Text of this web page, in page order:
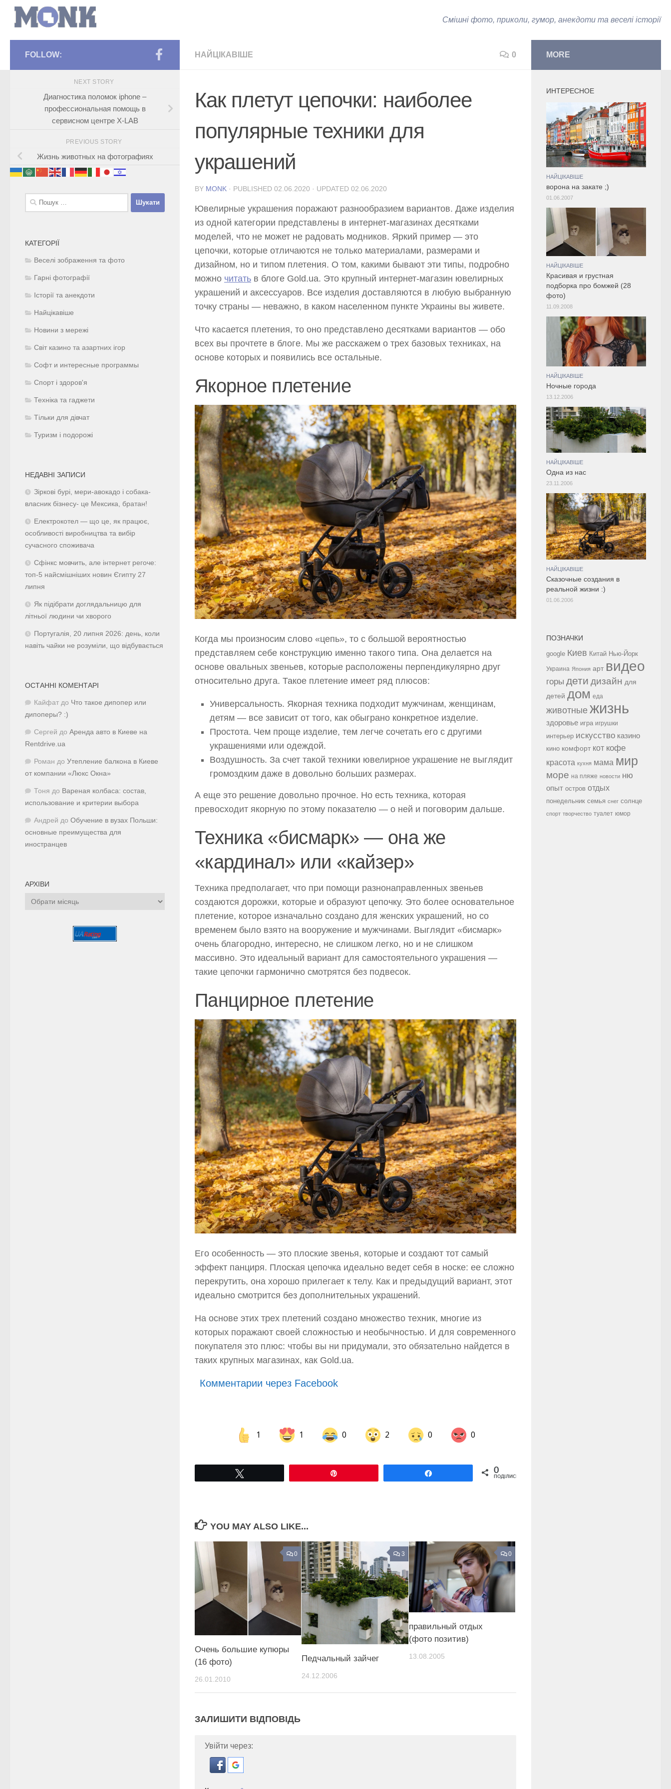
Смішні фото, приколи, гумор, анекдоти та веселі історії
НАЙЦІКАВІШЕ 0
Как плетут цепочки: наиболее
популярные техники для
украшений
BY MONK · PUBLISHED 02.06.2020 · UPDATED 02.06.2020
Ювелирные украшения поражают разнообразием вариантов. Даже изделия
из одной категории представлены в интернет-магазинах десятками
моделей, что не может не радовать модников. Яркий пример — это
цепочки, которые отличаются не только материалами, размерами и
дизайном, но и типом плетения. О том, какими бывают эти типы, подробно
можно читать в блоге Gold.ua. Это крупный интернет-магазин ювелирных
украшений и аксессуаров. Все изделия доставляются в любую выбранную
точку страны — неважно, в каком населенном пункте Украины вы живете.
Что касается плетения, то оно представлено десятками вариантов — обо
всех вы прочтете в блоге. Мы же расскажем о трех базовых техниках, на
основе которых и появились все остальные.
Якорное плетение
Когда мы произносим слово «цепь», то с большой вероятностью
представляем себе конструкцию именно такого типа. Она делается на
основе овальных звеньев, которые расположены перпендикулярно друг
относительно друга. Такое плетение имеет ряд плюсов:
Универсальность. Якорная техника подходит мужчинам, женщинам,
детям — все зависит от того, как обыграно конкретное изделие.
Простота. Чем проще изделие, тем легче сочетать его с другими
украшениями или одеждой.
Воздушность. За счет такой техники ювелирное украшение не выглядит
громоздким даже в довольно больших размерах.
А еще это решение довольно прочное. Но есть техника, которая
превосходит якорную по этому показателю — о ней и поговорим дальше.
Техника «бисмарк» — она же
«кардинал» или «кайзер»
Техника предполагает, что при помощи разнонаправленных звеньев
создаются дорожки, которые и образуют цепочку. Это более основательное
плетение, которое изначально создано для женских украшений, но со
временем было взято на вооружение и мужчинами. Выглядит «бисмарк»
очень благородно, интересно, не слишком легко, но и не слишком
массивно. Это идеальный вариант для самостоятельного украшения —
такие цепочки гармонично смотрятся без подвесок.
Панцирное плетение
Его особенность — это плоские звенья, которые и создают тот самый
эффект панциря. Плоская цепочка идеально ведет себя в носке: ее сложно
перекрутить, она хорошо прилегает к телу. Как и предыдущий вариант, этот
идеально смотрится без дополнительных украшений.
На основе этих трех плетений создано множество техник, многие из
которых поражают своей сложностью и необычностью. И для современного
покупателя это плюс: чтобы вы ни придумали, это обязательно найдется в
таких крупных магазинах, как Gold.ua.
Комментарии через Facebook
1 1 0 2 0 0
Share on Facebook Share on LinkedIn Share on Twitter 0
ПОДІЛИСЬ
YOU MAY ALSO LIKE...
0
Очень большие купюры
(16 фото)
26.01.2010
3
Педчальный зайчег
24.12.2006
0
правильный отдых
(фото позитив)
13.08.2005
ЗАЛИШИТИ ВІДПОВІДЬ
Увійти через:
FOLLOW:
NEXT STORY
Диагностика поломок iphone –
профессиональная помощь в
сервисном центре X-LAB
PREVIOUS STORY
Жизнь животных на фотографиях
Пошук:
КАТЕГОРІЇ
Веселі зображення та фото
Гарні фотографії
Історії та анекдоти
Найцікавіше
Новини з мережі
Світ казино та азартних ігор
Софт и интересные программы
Спорт і здоров'я
Техніка та гаджети
Тільки для дівчат
Туризм і подорожі
НЕДАВНІ ЗАПИСИ
Зіркові бурі, мери-авокадо і собака-
власник бізнесу- це Мексика, братан!
Електрокотел — що це, як працює,
особливості виробництва та вибір
сучасного споживача
Сфінкс мовчить, але інтернет регоче:
топ-5 найсмішніших новин Єгипту 27
липня
Як підібрати доглядальницю для
літньої людини чи хворого
Португалія, 20 липня 2026: день, коли
навіть чайки не розуміли, що відбувається
ОСТАННІ КОМЕНТАРІ
Кайфат до Что такое дипопер или
дипоперы? :)
Сергей до Аренда авто в Киеве на
Rentdrive.ua
Роман до Утепление балкона в Киеве
от компании «Люкс Окна»
Тоня до Вареная колбаса: состав,
использование и критерии выбора
Андрей до Обучение в вузах Польши:
основные преимущества для
иностранцев
АРХІВИ
Архіви
MORE
ИНТЕРЕСНОЕ
НАЙЦІКАВІШЕ
ворона на закате ;)
01.06.2007
НАЙЦІКАВІШЕ
Красивая и грустная
подборка про бомжей (28
фото)
11.09.2008
НАЙЦІКАВІШЕ
Ночные города
13.12.2006
НАЙЦІКАВІШЕ
Одна из нас
23.11.2006
НАЙЦІКАВІШЕ
Сказочные создания в
реальной жизни :)
01.06.2006
ПОЗНАЧКИ
google Киев Китай Нью-Йорк
Украина Япония арт видео
горы дети дизайн для
детей дом еда
животные жизнь
здоровье игра игрушки
интерьер искусство казино
кино комфорт кот кофе
красота кухня мама мир
море на пляже новости ню
опыт остров отдых
понедельник семья снег солнце
спорт творчество туалет юмор